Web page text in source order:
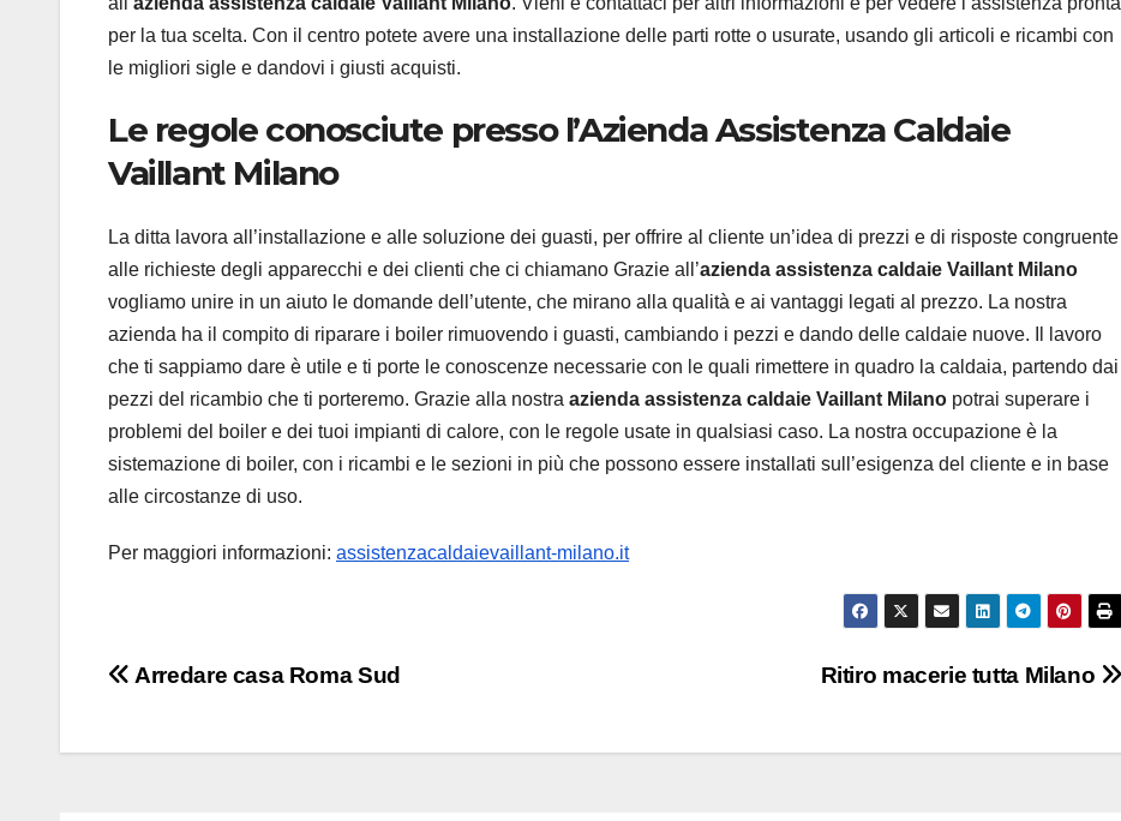
per la tua scelta. Con il centro potete avere una installazione delle parti rotte o usurate, usando gli articoli e ricambi con
le migliori sigle e dandovi i giusti acquisti.
Le regole conosciute presso l’Azienda Assistenza Caldaie
Vaillant Milano
La ditta lavora all’installazione e alle soluzione dei guasti, per offrire al cliente un’idea di prezzi e di risposte congruente
alle richieste degli apparecchi e dei clienti che ci chiamano Grazie all’azienda assistenza caldaie Vaillant Milano
vogliamo unire in un aiuto le domande dell’utente, che mirano alla qualità e ai vantaggi legati al prezzo. La nostra
azienda ha il compito di riparare i boiler rimuovendo i guasti, cambiando i pezzi e dando delle caldaie nuove. Il lavoro
che ti sappiamo dare è utile e ti porte le conoscenze necessarie con le quali rimettere in quadro la caldaia, partendo dai
pezzi del ricambio che ti porteremo. Grazie alla nostra azienda assistenza caldaie Vaillant Milano potrai superare i
problemi del boiler e dei tuoi impianti di calore, con le regole usate in qualsiasi caso. La nostra occupazione è la
sistemazione di boiler, con i ricambi e le sezioni in più che possono essere installati sull’esigenza del cliente e in base
alle circostanze di uso.
Per maggiori informazioni: assistenzacaldaievaillant-milano.it
Navigazione
Ritiro macerie tutta Milano
Arredare casa Roma Sud